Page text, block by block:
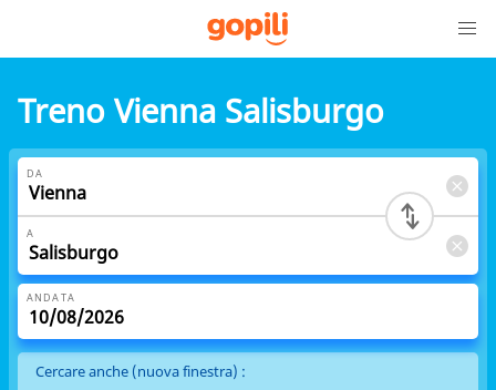
Treno Vienna Salisburgo
DA
A
ANDATA
Cercare anche (nuova finestra) :